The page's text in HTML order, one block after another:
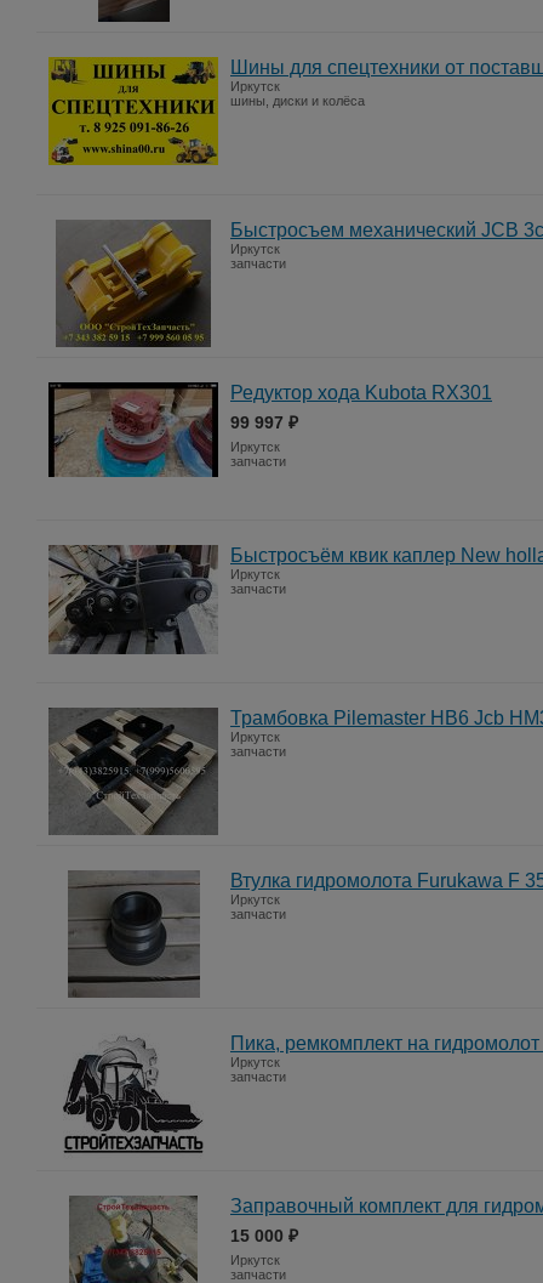
Шины для спецтехники от
Иркутск
шины, диски и колёса
Быстросъем механический JCB
Иркутск
запчасти
Редуктор хода Kubota RX301
99 997 ₽
Иркутск
запчасти
Быстросъём квик каплер New
Иркутск
запчасти
Трамбовка Pilemaster HB6 Jcb
Иркутск
запчасти
Втулка гидромолота Furukawa F
Иркутск
запчасти
Пика, ремкомплект на
Иркутск
запчасти
Заправочный комплект для
15 000 ₽
Иркутск
запчасти